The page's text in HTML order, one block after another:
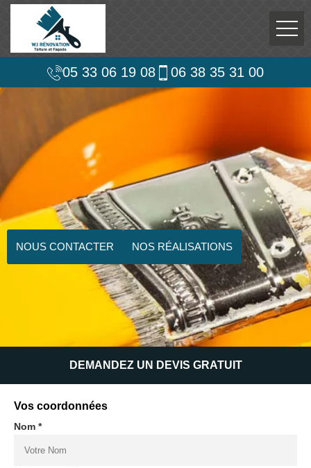
05 33 06 19 08 06 38 35 31 00
NOUS CONTACTER NOS RÉALISATIONS
DEMANDEZ UN DEVIS GRATUIT
Vos coordonnées
Nom *